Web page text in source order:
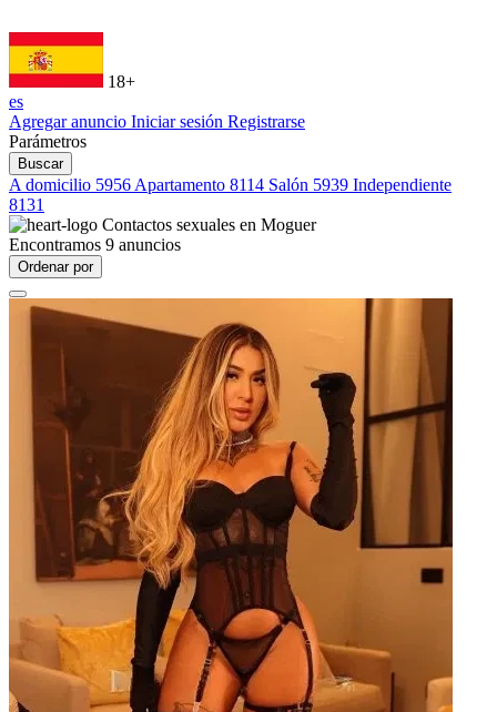
18+
es
Agregar anuncio Iniciar sesión Registrarse
Parámetros
Buscar
A domicilio 5956 Apartamento 8114 Salón 5939 Independiente
8131
Contactos sexuales en Moguer
Encontramos 9 anuncios
Ordenar por